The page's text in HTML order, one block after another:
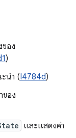
อง
)
นำ (I4784d)
ของ
และแสดงค่า